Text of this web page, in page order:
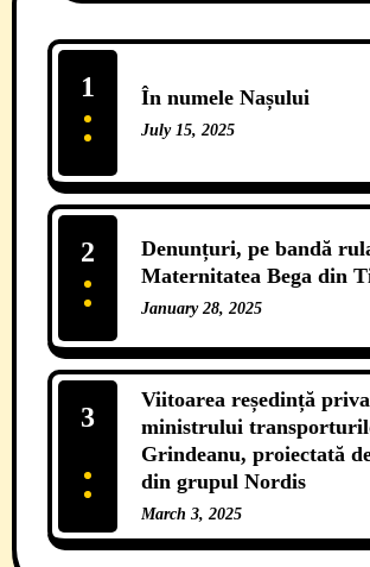
În numele Nașului
July 15, 2025
1
Denunțuri, pe bandă
Maternitatea Bega din
January 28, 2025
2
Viitoarea reședință
ministrului
Grindeanu, proiectată
din grupul Nordis
March 3, 2025
11 Comments
3